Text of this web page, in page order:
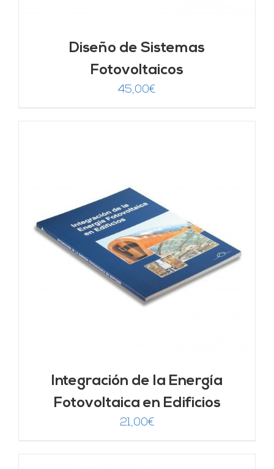
Diseño de Sistemas
Fotovoltaicos
45,00€
Integración de la Energía
Fotovoltaica en Edificios
21,00€